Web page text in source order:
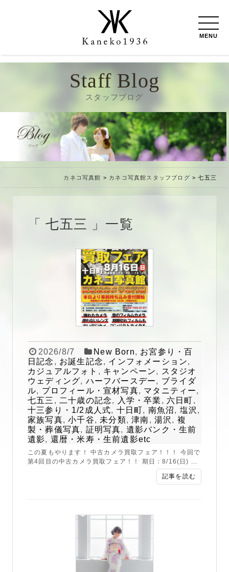
MENU
Staff Blog
スタッフブログ
カネコ写真館 > カネコ写真館スタッフブログ >七五三
七五三 一覧
2026/8/7 New Born, お宮参り・百
日記念 , お誕生記念, インフォメーション,
カジュアルフォト , キャンペーン, スタジオ
ウェディング, ハーフバースデー, ブライダ
ル, プロフィール・宣材写真, マタニティー,
七五三 , 二十歳の記念, 入学・卒業 , 六日町,
十三参り・1/2成人式, 十日町, 南魚沼, 塩沢 ,
家族写真,小千谷, 未分類,津南,湯沢 , 複
製・葬儀写真, 証明写真, 遺影バンク・生前
遺影, 還暦・米寿・生前遺影etc
この夏もやります！ 中古カメラ買取フェア！！！ 今回で
第4回目の中古カメラ買取フェア！！ 期日：8/16(日) ...
記事を読む